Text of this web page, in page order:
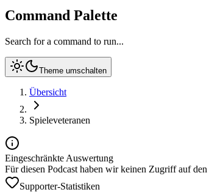
Command Palette
Search for a command to run...
Theme umschalten
Übersicht
Spieleveteranen
Eingeschränkte Auswertung
Für diesen Podcast haben wir keinen Zugriff auf
Supporter-Statistiken